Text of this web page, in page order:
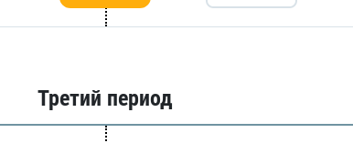
Третий период